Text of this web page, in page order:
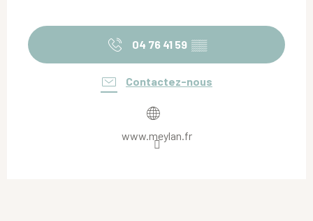
04 76 41 59 ▒▒
Contactez-nous
www.meylan.fr